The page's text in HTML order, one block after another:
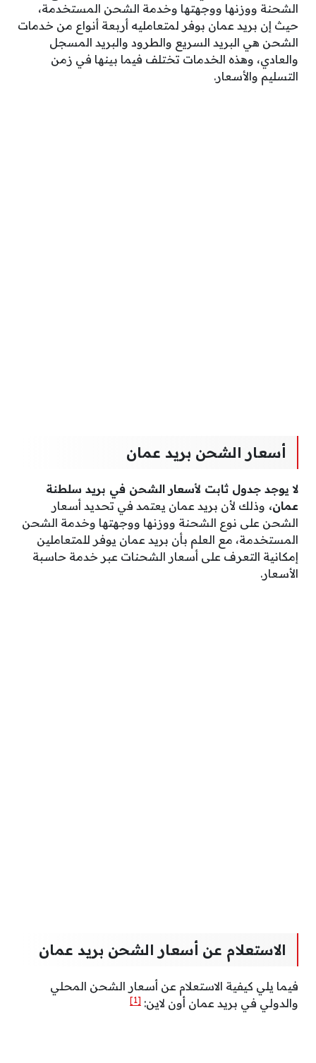
الشحنة ووزنها ووجهتها وخدمة الشحن المستخدمة،
حيث إن بريد عمان بوفر لمتعامليه أربعة أنواع من خدمات
الشحن هي البريد السريع والطرود والبريد المسجل
والعادي، وهذه الخدمات تختلف فيما بينها في زمن
التسليم والأسعار.
أسعار الشحن بريد عمان
لا يوجد جدول ثابت لأسعار الشحن في بريد سلطنة
عمان، وذلك لأن بريد عمان يعتمد في تحديد أسعار
الشحن على نوع الشحنة ووزنها ووجهتها وخدمة الشحن
المستخدمة، مع العلم بأن بريد عمان يوفر للمتعاملين
إمكانية التعرف على أسعار الشحنات عبر خدمة حاسبة
الأسعار.
الاستعلام عن أسعار الشحن بريد عمان
فيما يلي كيفية الاستعلام عن أسعار الشحن المحلي
والدولي في بريد عمان أون لاين: [1]